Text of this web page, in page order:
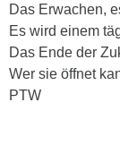
Das Erwachen,
Es wird einem
Das Ende der
Wer sie öffnet
PTW